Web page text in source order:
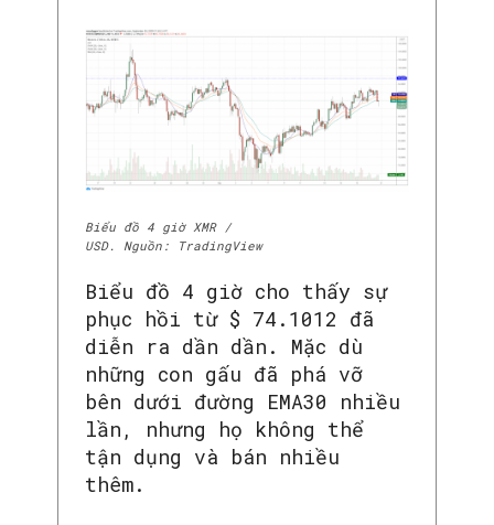
Biểu đồ 4 giờ XMR /
USD. Nguồn: TradingView
Biểu đồ 4 giờ cho thấy sự
phục hồi từ $ 74.1012 đã
diễn ra dần dần. Mặc dù
những con gấu đã phá vỡ
bên dưới đường EMA30 nhiều
lần, nhưng họ không thể
tận dụng và bán nhiều
thêm.